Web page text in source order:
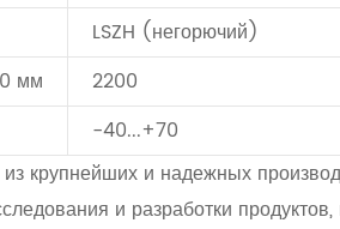
LSZH (негорючий)
мм
2200
-40...+70
крупнейших и надежных
и разработки